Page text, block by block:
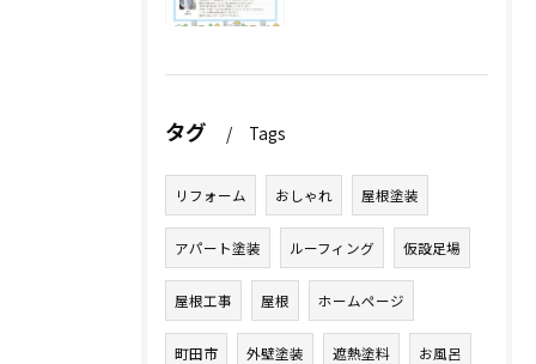
タグ Tags
リフォーム おしゃれ 屋根塗装
アパート塗装 ルーフィング 仮設足場
屋根工事 屋根 ホームページ
町田市 外壁塗装 遮熱塗料 お風呂